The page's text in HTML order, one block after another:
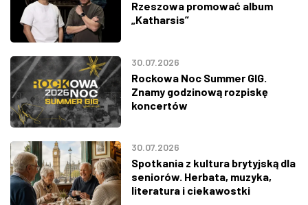
Rzeszowa promować album
„Katharsis”
30.07.2026
Rockowa Noc Summer GIG.
Znamy godzinową rozpiskę
koncertów
30.07.2026
Spotkania z kultura brytyjską dla
seniorów. Herbata, muzyka,
literatura i ciekawostki